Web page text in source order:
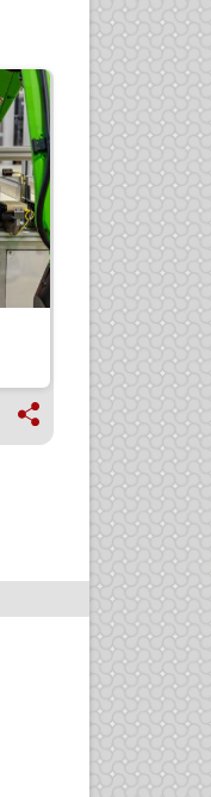
Soraluce
avanzate